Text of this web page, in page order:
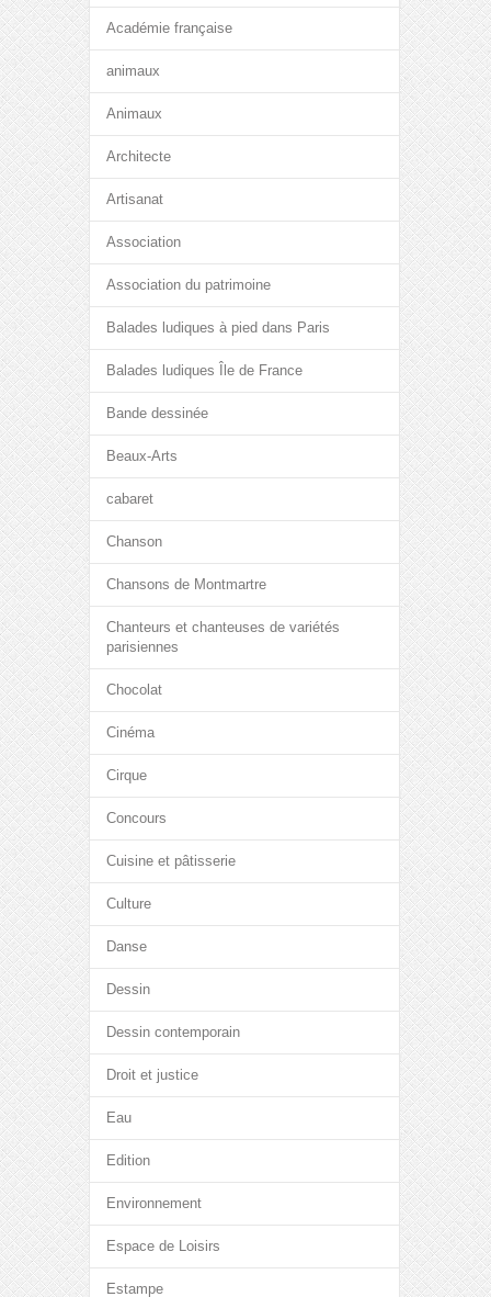
Académie française
animaux
Animaux
Architecte
Artisanat
Association
Association du patrimoine
Balades ludiques à pied dans Paris
Balades ludiques Île de France
Bande dessinée
Beaux-Arts
cabaret
Chanson
Chansons de Montmartre
Chanteurs et chanteuses de variétés
parisiennes
Chocolat
Cinéma
Cirque
Concours
Cuisine et pâtisserie
Culture
Danse
Dessin
Dessin contemporain
Droit et justice
Eau
Edition
Environnement
Espace de Loisirs
Estampe